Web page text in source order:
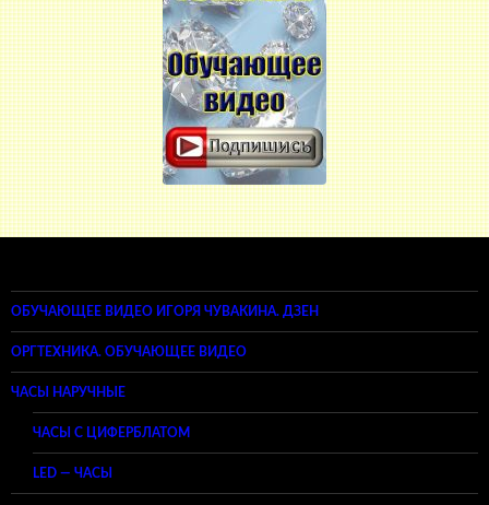
ОБУЧАЮЩЕЕ ВИДЕО ИГОРЯ ЧУВАКИНА. ДЗЕН
ОРГТЕХНИКА. ОБУЧАЮЩЕЕ ВИДЕО
ЧАСЫ НАРУЧНЫЕ
ЧАСЫ С ЦИФЕРБЛАТОМ
LED — ЧАСЫ